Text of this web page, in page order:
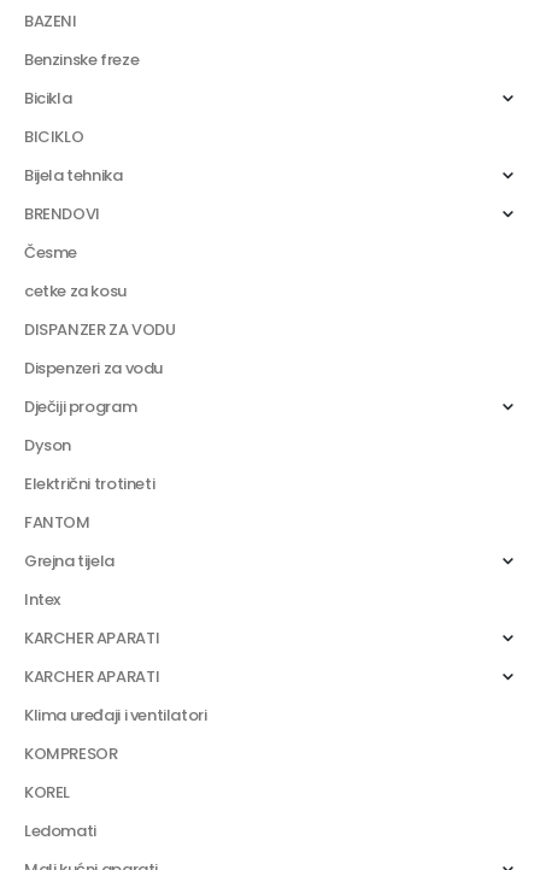
BAZENI
Benzinske freze
Bicikla
BICIKLO
Bijela tehnika
BRENDOVI
Česme
cetke za kosu
DISPANZER ZA VODU
Dispenzeri za vodu
Dječiji program
Dyson
Električni trotineti
FANTOM
Grejna tijela
Intex
KARCHER APARATI
KARCHER APARATI
Klima uređaji i ventilatori
KOMPRESOR
KOREL
Ledomati